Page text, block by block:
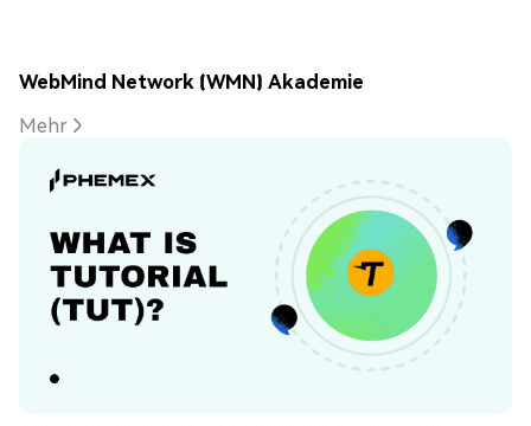
WebMind Network (WMN) Akademie
Mehr